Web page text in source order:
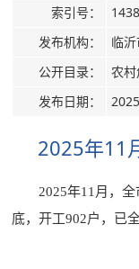
索引号：
发布机构：
临
公开目录：
农
发布日期：
2025年11
2025年11月，
底，开工902户，已